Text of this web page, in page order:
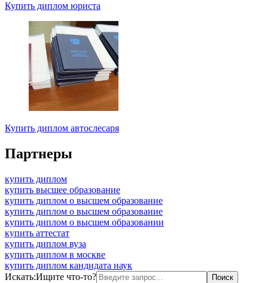
Купить диплом юриста
Купить диплом автослесаря
Партнеры
купить диплом
купить высшее образование
купить диплом о высшем образование
купить диплом о высшем образование
купить диплом о высшем образовании
купить аттестат
купить диплом вуза
купить диплом в москве
купить диплом кандидата наук
Искать:Ищите что-то?